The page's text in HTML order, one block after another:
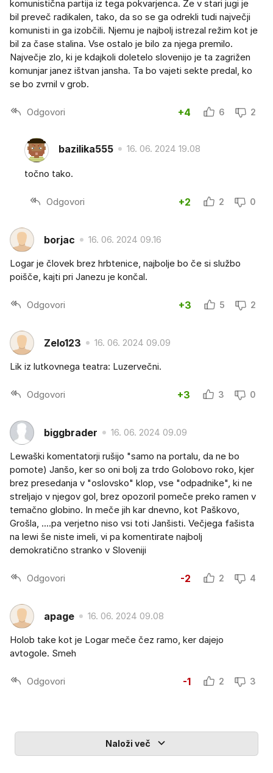
komunistična partija iz tega pokvarjenca. Že v stari jugi je
bil preveč radikalen, tako, da so se ga odrekli tudi največji
komunisti in ga izobčili. Njemu je najbolj istrezal režim kot je
bil za čase stalina. Vse ostalo je bilo za njega premilo.
Največje zlo, ki je kdajkoli doletelo slovenijo je ta zagrižen
komunjar janez ištvan jansha. Ta bo vajeti sekte predal, ko
se bo zvrnil v grob.
Odgovori +4 6 2
bazilika555 16. 06. 2024 19.08
točno tako.
Odgovori +2 2 0
borjac 16. 06. 2024 09.16
Logar je človek brez hrbtenice, najbolje bo če si službo
poišče, kajti pri Janezu je končal.
Odgovori +3 5 2
Zelo123 16. 06. 2024 09.09
Lik iz lutkovnega teatra: Luzervečni.
Odgovori +3 3 0
biggbrader 16. 06. 2024 09.09
Lewaški komentatorji rušijo "samo na portalu, da ne bo
pomote) Janšo, ker so oni bolj za trdo Golobovo roko, kjer
brez presedanja v "oslovsko" klop, vse "odpadnike", ki ne
streljajo v njegov gol, brez opozoril pomeče preko ramen v
temačno globino. In meče jih kar dnevno, kot Paškovo,
Grošla, ....pa verjetno niso vsi toti Janšisti. Večjega fašista
na lewi še niste imeli, vi pa komentirate najbolj
demokratično stranko v Sloveniji
Odgovori -2 2 4
apage 16. 06. 2024 09.08
Holob take kot je Logar meče čez ramo, ker dajejo
avtogole. Smeh
Odgovori -1 2 3
Naloži več